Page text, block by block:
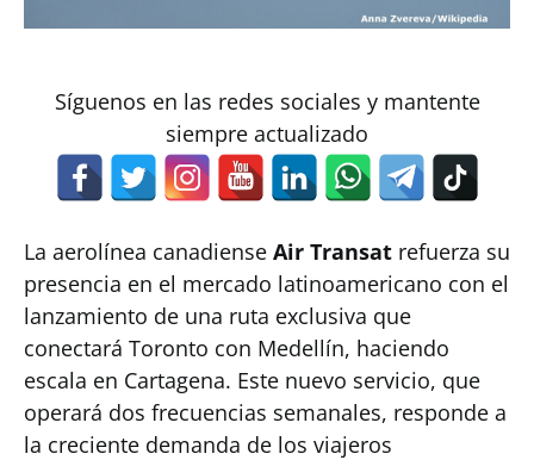
Síguenos en las redes sociales y mantente
siempre actualizado
La aerolínea canadiense Air Transat refuerza su
presencia en el mercado latinoamericano con el
lanzamiento de una ruta exclusiva que
conectará Toronto con Medellín, haciendo
escala en Cartagena. Este nuevo servicio, que
operará dos frecuencias semanales, responde a
la creciente demanda de los viajeros